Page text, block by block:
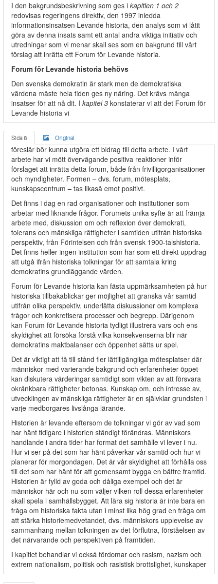
I den bakgrundsbeskrivning som ges i kapitlen 1 och 2
redovisas regeringens direktiv, den 1997 inledda
informationsinsatsen Levande historia, den analys som vi låtit
göra av denna insats samt ett antal andra viktiga initiativ och
utredningar som vi menar skall ses som en bakgrund till vårt
förslag att inrätta ett Forum för Levande historia.
Forum för Levande historia behövs
Den svenska demokratin är stark men de demokratiska
värdena måste hela tiden ges ny näring. Det krävs många
insatser för att nå dit. I kapitel 3 konstaterar vi att det Forum för
Levande historia vi
Sida 8 Original
föreslår bör kunna utgöra ett bidrag till detta arbete. I vårt
arbete har vi mött övervägande positiva reaktioner inför
förslaget att inrätta detta forum, både från frivilligorganisationer
och myndigheter. Formen – dvs. forum, mötesplats,
kunskapscentrum – tas likaså emot positivt.
Det finns i dag en rad organisationer och institutioner som
arbetar med liknande frågor. Forumets unika syfte är att främja
arbete med, diskussion om och reflexion över demokrati,
tolerans och mänskliga rättigheter i samtiden utifrån historiska
perspektiv, från Förintelsen och från svensk 1900-talshistoria.
Det finns heller ingen institution som har som ett direkt uppdrag
att utgå ifrån historiska tolkningar för att samtala kring
demokratins grundläggande värden.
Forum för Levande historia kan fästa uppmärksamheten på hur
historiska tillbakablickar ger möjlighet att granska vår samtid
utifrån olika perspektiv, underlätta diskussioner om komplexa
frågor och konkretisera processer och begrepp. Därigenom
kan Forum för Levande historia tydligt illustrera vars och ens
skyldighet att försöka förstå vilka konsekvenserna blir när
demokratins maktbalanser och öppenhet sätts ur spel.
Det är viktigt att få till stånd fler lättillgängliga mötesplatser där
människor med varierande bakgrund och erfarenheter öppet
kan diskutera värderingar samtidigt som vikten av att försvara
okränkbara rättigheter betonas. Kunskap om, och intresse av,
utvecklingen av mänskliga rättigheter är en självklar grundsten i
varje medborgares livslånga lärande.
Historien är levande eftersom de tolkningar vi gör av vad som
har hänt tidigare i historien ständigt förändras. Människors
handlande i andra tider har format det samhälle vi lever i nu.
Hur vi ser på det som har hänt påverkar vår samtid och hur vi
planerar för morgondagen. Det är vår skyldighet att förhålla oss
till det som har hänt för att gemensamt bygga en bättre framtid.
Historien är fylld av goda och dåliga exempel och det är
människor här och nu som väljer vilken roll dessa erfarenheter
skall spela i samhällsbygget. Att lära sig historia är inte bara en
fråga om historiska fakta utan i minst lika hög grad en fråga om
att stärka historiemedvetandet, dvs. människors upplevelse av
sammanhang mellan tolkningen av det förflutna, förståelsen av
det närvarande och perspektiven på framtiden.
I kapitlet behandlar vi också fördomar och rasism, nazism och
extrem nationalism, politisk och rasistisk brottslighet, kunskaper